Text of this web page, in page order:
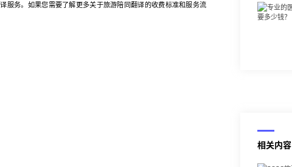
服务。如果您需要了解更多关于旅游陪同翻译的收费标准和服务流
相关内容